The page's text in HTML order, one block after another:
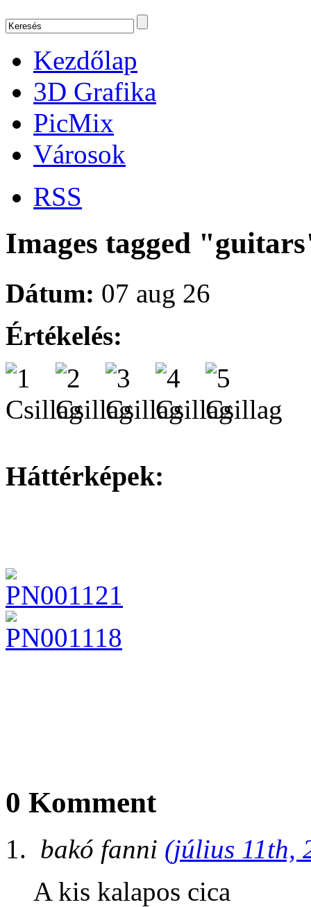
Kezdőlap
3D Grafika
PicMix
Városok
RSS
Images tagged
Dátum: 07 aug 26
Értékelés:
Háttérképek:
0 Komment
bakó fanni (július 11th,
A kis kalapos cica